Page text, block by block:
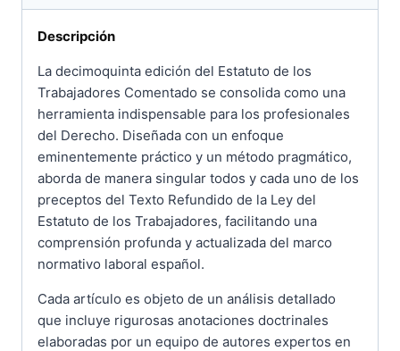
Descripción
La decimoquinta edición del Estatuto de los
Trabajadores Comentado se consolida como una
herramienta indispensable para los profesionales
del Derecho. Diseñada con un enfoque
eminentemente práctico y un método pragmático,
aborda de manera singular todos y cada uno de los
preceptos del Texto Refundido de la Ley del
Estatuto de los Trabajadores, facilitando una
comprensión profunda y actualizada del marco
normativo laboral español.
Cada artículo es objeto de un análisis detallado
que incluye rigurosas anotaciones doctrinales
elaboradas por un equipo de autores expertos en